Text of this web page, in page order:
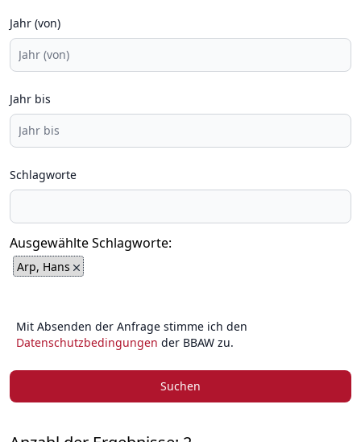
Jahr (von)
Jahr bis
Schlagworte
Ausgewählte Schlagworte:
Arp, Hans
Mit Absenden der Anfrage stimme ich den
Datenschutzbedingungen der BBAW zu.
Suchen